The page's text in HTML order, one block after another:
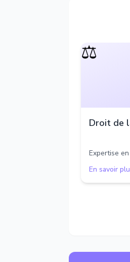
⚖️
Droit de
Expertise
En savoir